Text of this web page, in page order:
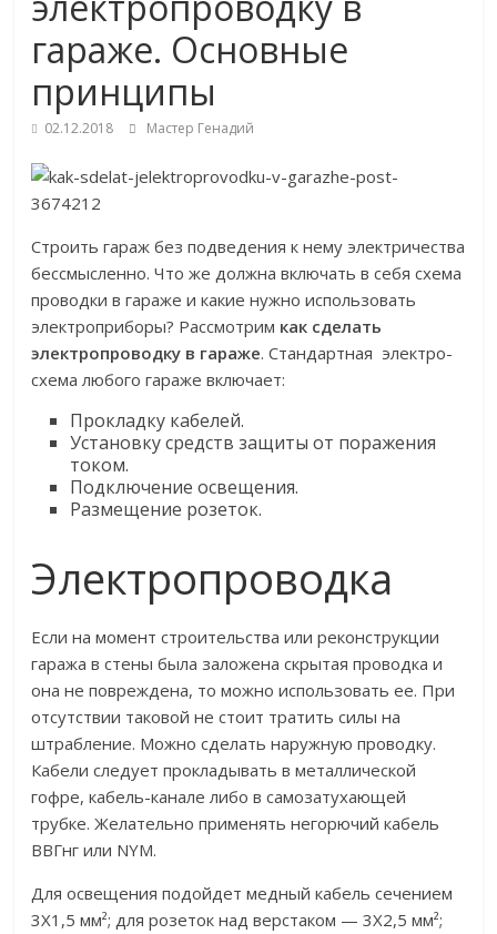
гараже. Основные
принципы
02.12.2018 Мастер Генадий
Строить гараж без подведения к нему электричества
бессмысленно. Что же должна включать в себя схема
проводки в гараже и какие нужно использовать
электроприборы? Рассмотрим как сделать
электропроводку в гараже. Стандартная электро-
схема любого гараже включает:
Прокладку кабелей.
Установку средств защиты от поражения
током.
Подключение освещения.
Размещение розеток.
Электропроводка
Если на момент строительства или реконструкции
гаража в стены была заложена скрытая проводка и
она не повреждена, то можно использовать ее. При
отсутствии таковой не стоит тратить силы на
штрабление. Можно сделать наружную проводку.
Кабели следует прокладывать в металлической
гофре, кабель-канале либо в самозатухающей
трубке. Желательно применять негорючий кабель
ВВГнг или NYM.
Для освещения подойдет медный кабель сечением
3X1,5 мм²; для розеток над верстаком — 3X2,5 мм²;